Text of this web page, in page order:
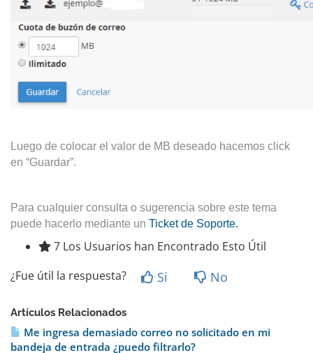
Luego de colocar el valor de MB deseado hacemos click
en “Guardar”.
Para cualquier consulta o sugerencia sobre este tema
puede hacerlo mediante un Ticket de Soporte.
7 Los Usuarios han Encontrado Esto Útil
¿Fue útil la respuesta?
Si No
Artículos Relacionados
Me ingresa demasiado correo no solicitado en mi
bandeja de entrada ¿puedo filtrarlo?